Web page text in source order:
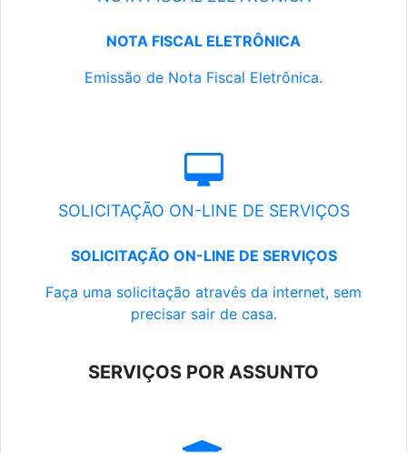
NOTA FISCAL ELETRÔNICA
Emissão de Nota Fiscal Eletrônica.
SOLICITAÇÃO ON-LINE DE SERVIÇOS
SOLICITAÇÃO ON-LINE DE SERVIÇOS
Faça uma solicitação através da internet, sem
precisar sair de casa.
SERVIÇOS POR ASSUNTO